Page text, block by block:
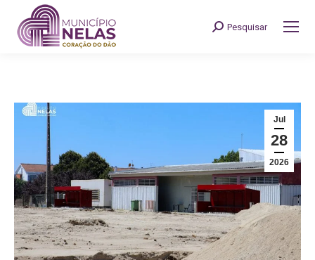
Search:
Pesquisar
Jul
28
2026